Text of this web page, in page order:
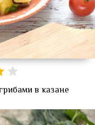
в казане